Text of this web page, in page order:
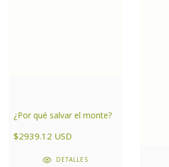
¿Por qué salvar el monte?
$2939.12 USD
DETALLES